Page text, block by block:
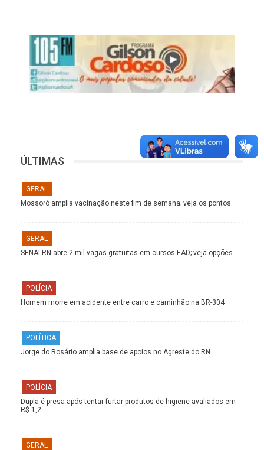
ÚLTIMAS
GERAL
Mossoró amplia vacinação neste fim de semana; veja os pontos
GERAL
SENAI-RN abre 2 mil vagas gratuitas em cursos EAD; veja opções
POLÍCIA
Homem morre em acidente entre carro e caminhão na BR-304
POLÍTICA
Jorge do Rosário amplia base de apoios no Agreste do RN
POLÍCIA
Dupla é presa após tentar furtar produtos de higiene avaliados em
R$ 1,2…
GERAL